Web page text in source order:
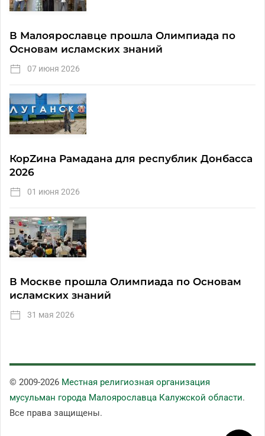
В Малоярославце прошла Олимпиада по
Основам исламских знаний
07 июня 2026
КорZина Рамадана для республик Донбасса
2026
01 июня 2026
В Москве прошла Олимпиада по Основам
исламских знаний
31 мая 2026
© 2009-2026 Местная религиозная организация
мусульман города Малоярославца Калужской области.
Все права защищены.